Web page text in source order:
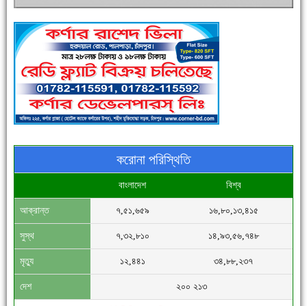
পুলিশ সদস্যদের জন্যে এসপির মৌসুমি ফল উপহার
সিগমা ওয়েল ইন্ডাস্ট্রির মেকানিক ও গ্রাহক সভা
করোনা পরিস্থিতি
বাংলাদেশ বিশ্ব
আক্রান্ত ৭,৫১,৬৫৯ ১৬,৮০,১৩,৪১৫
সুস্থ ৭,৩২,৮১০ ১৪,৯৩,৫৬,৭৪৮
মৃত্যু ১২,৪৪১ ৩৪,৮৮,২৩৭
দেশ ২০০ ২১৩